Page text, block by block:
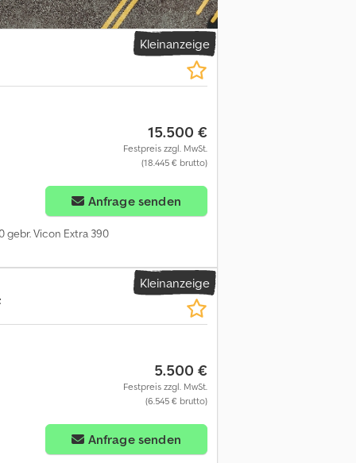
3900 l Lieferzeit (in Tagen): 1
Kleinanzeige
15.500 €
Festpreis zzgl. MwSt.
(18.445 € brutto)
Anfrage senden
gebr. Vicon Extra 390
Kleinanzeige
5.500 €
Festpreis zzgl. MwSt.
(6.545 € brutto)
Anfrage senden